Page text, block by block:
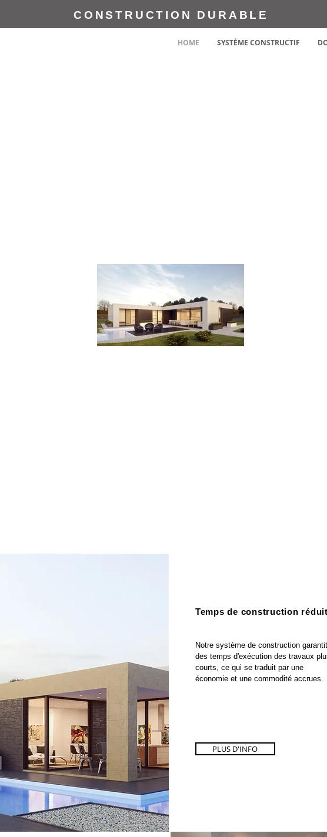
CONSTRUCTION DURABLE
HOME SYSTÈME CONSTRUCTIF
Temps de construction réduit
Notre système de construction garantit
des temps d'exécution des travaux
courts, ce qui se traduit par une
économie et une commodité accrues.
PLUS D'INFO